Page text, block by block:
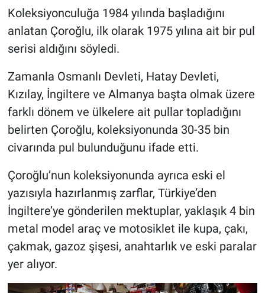
Koleksiyonculuğa 1984 yılında başladığını
anlatan Çoroğlu, ilk olarak 1975 yılına ait bir pul
serisi aldığını söyledi.
Zamanla Osmanlı Devleti, Hatay Devleti,
Kızılay, İngiltere ve Almanya başta olmak üzere
farklı dönem ve ülkelere ait pullar topladığını
belirten Çoroğlu, koleksiyonunda 30-35 bin
civarında pul bulunduğunu ifade etti.
Çoroğlu’nun koleksiyonunda ayrıca eski el
yazısıyla hazırlanmış zarflar, Türkiye’den
İngiltere’ye gönderilen mektuplar, yaklaşık 4 bin
metal model araç ve motosiklet ile kupa, çakı,
çakmak, gazoz şişesi, anahtarlık ve eski paralar
yer alıyor.